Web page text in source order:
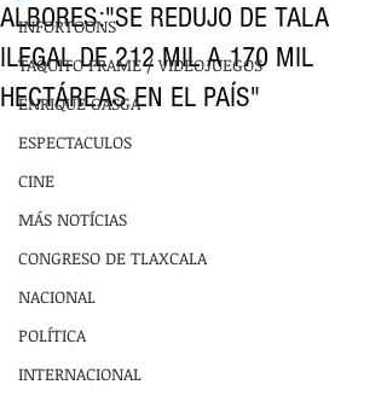
INFORTOONS
TAQUITO FRAME / VIDEOJUEGOS
ENRIQUE GASGA
ESPECTACULOS
CINE
MÁS NOTÍCIAS
CONGRESO DE TLAXCALA
NACIONAL
POLÍTICA
INTERNACIONAL
ALBORES:"SE REDUJO DE TALA
ILEGAL DE 212 MIL A 170 MIL
HECTÁREAS EN EL PAÍS"